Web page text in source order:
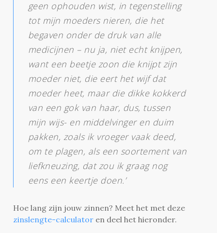
geen ophouden wist, in tegenstelling
tot mijn moeders nieren, die het
begaven onder de druk van alle
medicijnen – nu ja, niet echt knijpen,
want een beetje zoon die knijpt zijn
moeder niet, die eert het wijf dat
moeder heet, maar die dikke kokkerd
van een gok van haar, dus, tussen
mijn wijs- en middelvinger en duim
pakken, zoals ik vroeger vaak deed,
om te plagen, als een soortement van
liefkneuzing, dat zou ik graag nog
eens een keertje doen.’
Hoe lang zijn jouw zinnen? Meet het met deze
zinslengte-calculatoren deel het hieronder.